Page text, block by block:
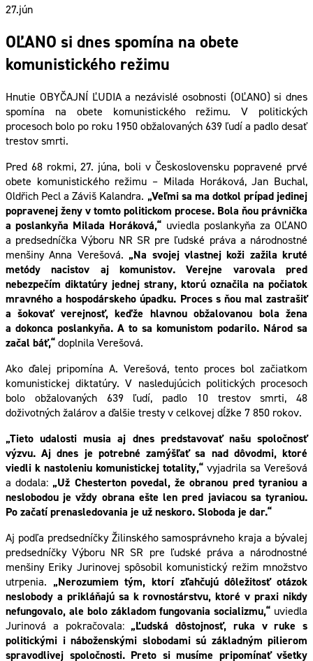
27.jún
OĽANO si dnes spomína na obete
komunistického režimu
Hnutie OBYČAJNÍ ĽUDIA a nezávislé osobnosti (OĽANO) si dnes
spomína na obete komunistického režimu. V politických
procesoch bolo po roku 1950 obžalovaných 639 ľudí a padlo desať
trestov smrti.
Pred 68 rokmi, 27. júna, boli v Československu popravené prvé
obete komunistického režimu – Milada Horáková, Jan Buchal,
Oldřich Pecl a Záviš Kalandra. „Veľmi sa ma dotkol prípad jedinej
popravenej ženy v tomto politickom procese. Bola ňou právnička
a poslankyňa Milada Horáková,“ uviedla poslankyňa za OĽANO
a predsedníčka Výboru NR SR pre ľudské práva a národnostné
menšiny Anna Verešová. „Na svojej vlastnej koži zažila kruté
metódy nacistov aj komunistov. Verejne varovala pred
nebezpečím diktatúry jednej strany, ktorú označila na počiatok
mravného a hospodárskeho úpadku. Proces s ňou mal zastrašiť
a šokovať verejnosť, keďže hlavnou obžalovanou bola žena
a dokonca poslankyňa. A to sa komunistom podarilo. Národ sa
začal báť,“doplnila Verešová.
Ako ďalej pripomína A. Verešová, tento proces bol začiatkom
komunistickej diktatúry. V nasledujúcich politických procesoch
bolo obžalovaných 639 ľudí, padlo 10 trestov smrti, 48
doživotných žalárov a ďalšie tresty v celkovej dĺžke 7 850 rokov.
„Tieto udalosti musia aj dnes predstavovať našu spoločnosť
výzvu. Aj dnes je potrebné zamýšľať sa nad dôvodmi, ktoré
viedli k nastoleniu komunistickej totality,“ vyjadrila sa Verešová
a dodala: „Už Chesterton povedal, že obranou pred tyraniou a
neslobodou je vždy obrana ešte len pred javiacou sa tyraniou.
Po začatí prenasledovania je už neskoro. Sloboda je dar.“
Aj podľa predsedníčky Žilinského samosprávneho kraja a bývalej
predsedníčky Výboru NR SR pre ľudské práva a národnostné
menšiny Eriky Jurinovej spôsobil komunistický režim množstvo
utrpenia. „Nerozumiem tým, ktorí zľahčujú dôležitosť otázok
neslobody a prikláňajú sa k rovnostárstvu, ktoré v praxi nikdy
nefungovalo, ale bolo základom fungovania socializmu,“ uviedla
Jurinová a pokračovala: „Ľudská dôstojnosť, ruka v ruke s
politickými i náboženskými slobodami sú základným pilierom
spravodlivej spoločnosti. Preto si musíme pripomínať všetky